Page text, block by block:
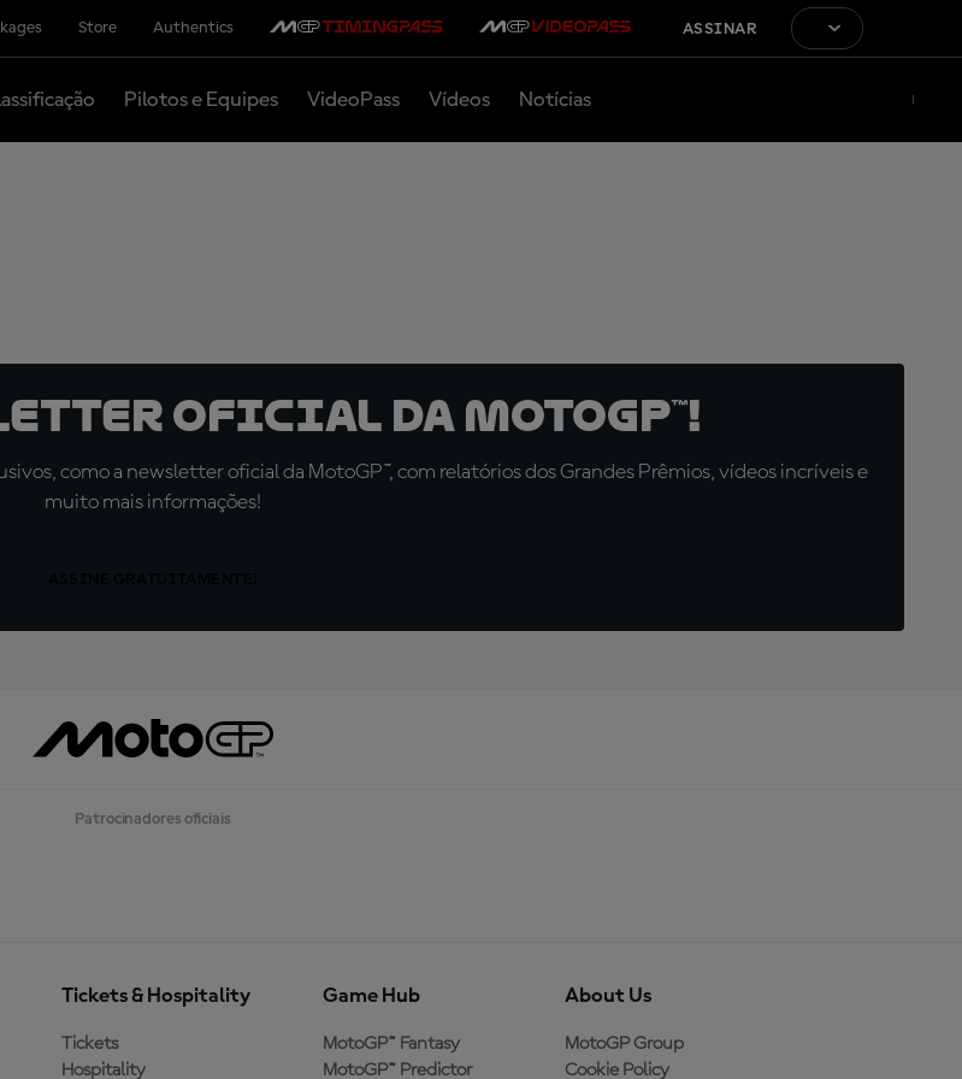
Store Authentics ASSINAR
Pilotos e Equipes VideoPass Vídeos Notícias
oficial da MotoGP™!
como a newsletter oficial da MotoGP™, com relatórios dos Grandes Prêmios, vídeos incríveis e
muito mais informações!
Patrocinadores oficiais
Tickets & Hospitality
Tickets
Hospitality
Game Hub
MotoGP™ Fantasy
MotoGP™ Predictor
About Us
MotoGP Group
Cookie Policy